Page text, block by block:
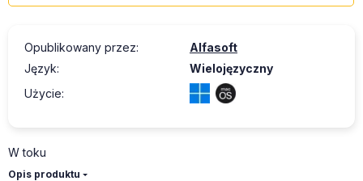
Opublikowany przez:
Alfasoft
Język:
Wielojęzyczny
Użycie:
W toku
Opis produktu